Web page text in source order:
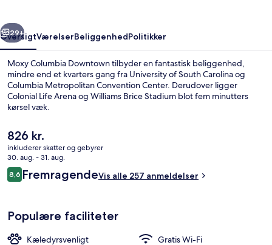
Næste
29+
OversigtVærelserBeliggenhedPolitikker
Moxy Columbia Downtown tilbyder en fantastisk beliggenhed,
mindre end et kvarters gang fra University of South Carolina og
Columbia Metropolitan Convention Center. Derudover ligger
Colonial Life Arena og Williams Brice Stadium blot fem minutters
kørsel væk.
Den
nuværende
pris
er
826 kr.
826 kr.
inkluderer skatter og gebyrer
30. aug. - 31. aug.
Anmeldelser
8,68,6 ud af 10.
FremragendeVis alle 257 anmeldelser
Populære faciliteter
Kæledyrsvenligt
Gratis Wi-Fi